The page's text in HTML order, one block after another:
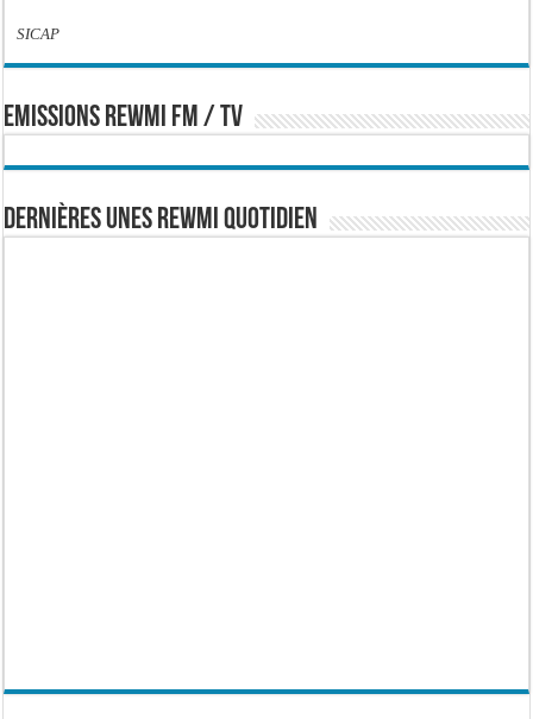
SICAP
EMISSIONS REWMI FM / TV
Dernières Unes Rewmi Quotidien